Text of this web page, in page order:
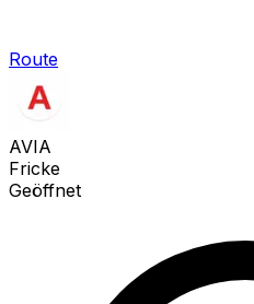
Route
AVIA
Fricke
Geöffnet